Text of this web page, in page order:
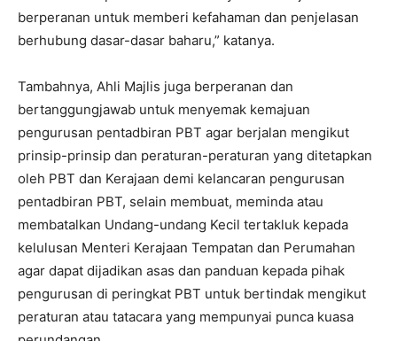
berperanan untuk memberi kefahaman dan penjelasan
berhubung dasar-dasar baharu,” katanya.
Tambahnya, Ahli Majlis juga berperanan dan
bertanggungjawab untuk menyemak kemajuan
pengurusan pentadbiran PBT agar berjalan mengikut
prinsip-prinsip dan peraturan-peraturan yang ditetapkan
oleh PBT dan Kerajaan demi kelancaran pengurusan
pentadbiran PBT, selain membuat, meminda atau
membatalkan Undang-undang Kecil tertakluk kepada
kelulusan Menteri Kerajaan Tempatan dan Perumahan
agar dapat dijadikan asas dan panduan kepada pihak
pengurusan di peringkat PBT untuk bertindak mengikut
peraturan atau tatacara yang mempunyai punca kuasa